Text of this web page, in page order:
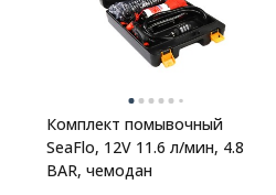
Комплект помывочный
SeaFlo, 12V 11.6 л/мин, 4.8
BAR, чемодан